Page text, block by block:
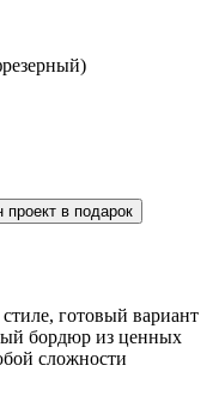
в подарок
готовый вариант
бордюр из ценных
сложности